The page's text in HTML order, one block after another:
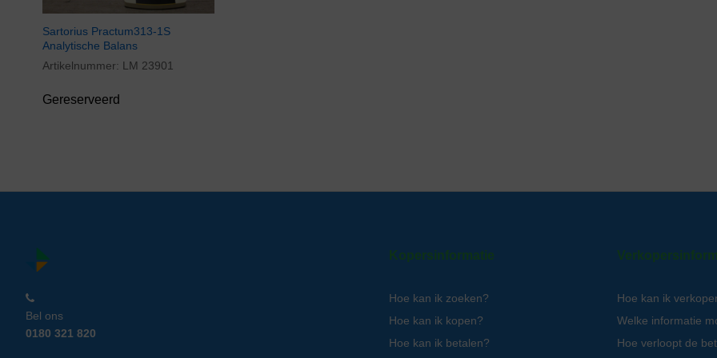
Sartorius Practum313-1S
Analytische Balans
Artikelnummer: LM 23901
Gereserveerd
Bel ons
0180 321 820
Kopersinformatie
Hoe kan ik zoeken?
Hoe kan ik kopen?
Hoe kan ik betalen?
Hoe kan ik
Welke informatie
Hoe verloopt de